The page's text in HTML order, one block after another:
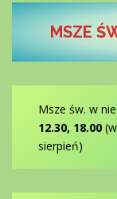
MSZE
Msze św. w
12.30, 18.00
sierpień)